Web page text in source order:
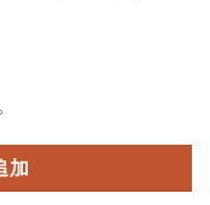
加